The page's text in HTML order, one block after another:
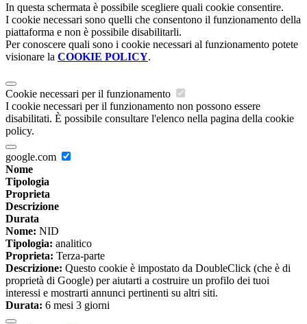
In questa schermata è possibile scegliere quali cookie consentire.
I cookie necessari sono quelli che consentono il funzionamento della
piattaforma e non è possibile disabilitarli.
Per conoscere quali sono i cookie necessari al funzionamento potete
visionare la COOKIE POLICY.
Cookie necessari per il funzionamento
I cookie necessari per il funzionamento non possono essere
disabilitati. È possibile consultare l'elenco nella pagina della cookie
policy.
google.com
Nome
Tipologia
Proprieta
Descrizione
Durata
Nome: NID
Tipologia: analitico
Proprieta: Terza-parte
Descrizione: Questo cookie è impostato da DoubleClick (che è di
proprietà di Google) per aiutarti a costruire un profilo dei tuoi
interessi e mostrarti annunci pertinenti su altri siti.
Durata: 6 mesi 3 giorni